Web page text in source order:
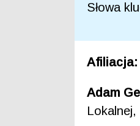
Słowa
Afiliacja:
Adam